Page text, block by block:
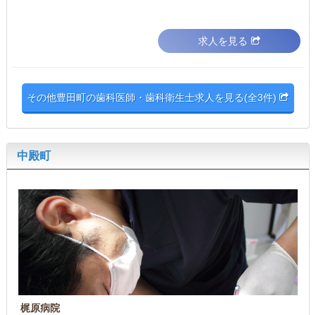
求人を見る
その他豊田町の歯科医師・歯科衛生士求人を見る(全3件)
中殿町
梶原病院